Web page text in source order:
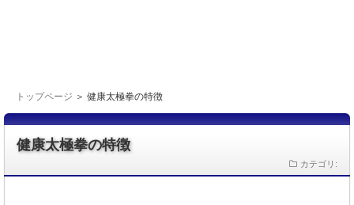
トップページ ＞ 健康太極拳の特徴
健康太極拳の特徴
カテゴリ: